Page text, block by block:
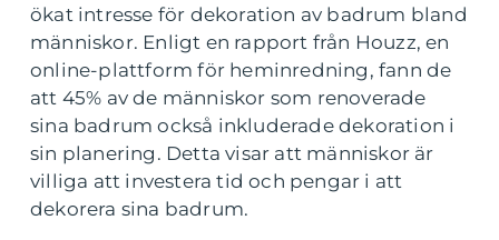
ökat intresse för dekoration av badrum bland
människor. Enligt en rapport från Houzz, en
online-plattform för heminredning, fann de
att 45% av de människor som renoverade
sina badrum också inkluderade dekoration i
sin planering. Detta visar att människor är
villiga att investera tid och pengar i att
dekorera sina badrum.